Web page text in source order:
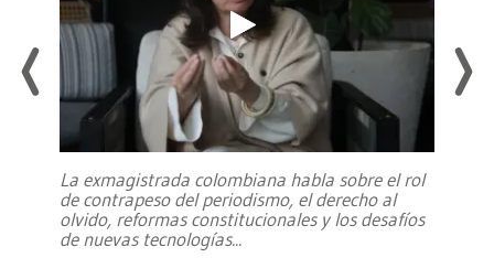
La exmagistrada colombiana habla sobre el rol
de contrapeso del periodismo, el derecho al
olvido, reformas constitucionales y los desafíos
de nuevas tecnologías...